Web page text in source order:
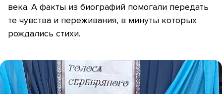
века. А факты из биографий помогали передать
те чувства и переживания, в минуты которых
рождались стихи.